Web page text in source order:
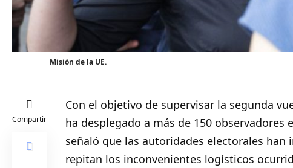
Misión de la UE.
Compartir
Con el objetivo de supervisar la segunda
ha desplegado a más de 150 observadores
señaló que las autoridades electorales
repitan los inconvenientes logísticos